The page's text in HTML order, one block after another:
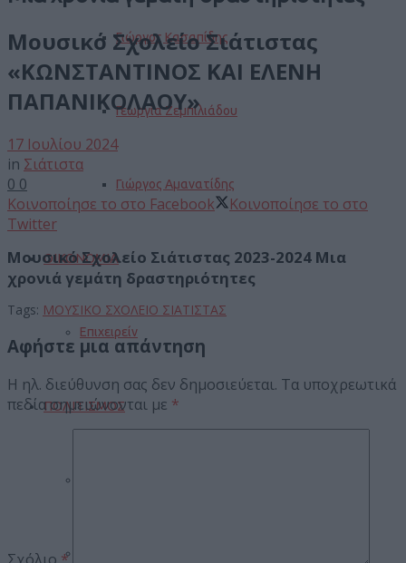
Γιώργος Κασαπίδης
Γεωργία Ζεμπιλιάδου
Γιώργος Αμανατίδης
ΟΙΚΟΝΟΜΙΑ
Επιχειρείν
ΠΟΛΙΤΙΣΜΟΣ
Μουσικό Σχολείο Σιάτιστας
«ΚΩΝΣΤΑΝΤΙΝΟΣ ΚΑΙ ΕΛΕΝΗ
ΠΑΠΑΝΙΚΟΛΑΟΥ»
17 Ιουλίου 2024
in Σιάτιστα
0 0
Κοινοποίησε το στο Facebook
Κοινοποίησε το στο
Twitter
Μουσικό Σχολείο Σιάτιστας 2023-2024 Μια
χρονιά γεμάτη δραστηριότητες
Tags: ΜΟΥΣΙΚΟ ΣΧΟΛΕΙΟ ΣΙΑΤΙΣΤΑΣ
Αφήστε μια απάντηση
Η ηλ. διεύθυνση σας δεν δημοσιεύεται. Τα υποχρεωτικά
πεδία σημειώνονται με *